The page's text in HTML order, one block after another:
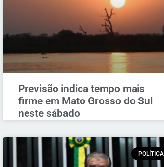
Previsão indica tempo mais
firme em Mato Grosso do Sul
neste sábado
POLÍTICA